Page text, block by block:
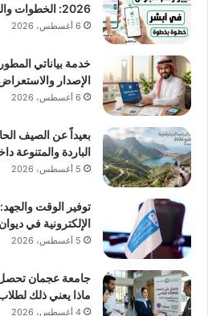
2026: الخطوات والشروط والتفعيل الفوري
6 أغسطس، 2026
الإصدار والاستعراض
6 أغسطس، 2026
بعيداً عن الصيف
الباردة والمتنوعة
5 أغسطس، 2026
توفير الوقت
الإلكترونية في
5 أغسطس، 2026
ماذا يعني ذلك
4 أغسطس، 2026